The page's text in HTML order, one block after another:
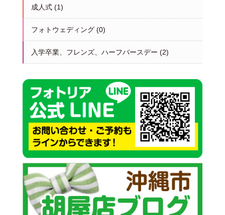
成人式(1)
フォトウェディング(0)
入学卒業、フレンズ、ハーフバースデー (2)